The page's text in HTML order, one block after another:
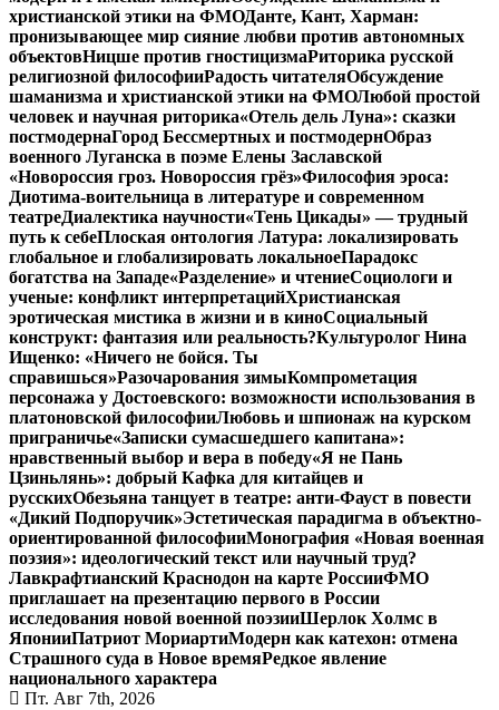
христианской этики на ФМОДанте, Кант, Харман:
пронизывающее мир сияние любви против автономных
объектовНицше против гностицизмаРиторика русской
религиозной философииРадость читателяОбсуждение
шаманизма и христианской этики на ФМОЛюбой простой
человек и научная риторика«Отель дель Луна»: сказки
постмодернаГород Бессмертных и постмодернОбраз
военного Луганска в поэме Елены Заславской
«Новороссия гроз. Новороссия грёз»Философия эроса:
Диотима-воительница в литературе и современном
театреДиалектика научности«Тень Цикады» — трудный
путь к себеПлоская онтология Латура: локализировать
глобальное и глобализировать локальноеПарадокс
богатства на Западе«Разделение» и чтениеСоциологи и
ученые: конфликт интерпретацийХристианская
эротическая мистика в жизни и в киноСоциальный
конструкт: фантазия или реальность?Культуролог Нина
Ищенко: «Ничего не бойся. Ты
справишься»Разочарования зимыКомпрометация
персонажа у Достоевского: возможности использования в
платоновской философииЛюбовь и шпионаж на курском
приграничье«Записки сумасшедшего капитана»:
нравственный выбор и вера в победу«Я не Пань
Цзиньлянь»: добрый Кафка для китайцев и
русскихОбезьяна танцует в театре: анти-Фауст в повести
«Дикий Подпоручик»Эстетическая парадигма в объектно-
ориентированной философииМонография «Новая военная
поэзия»: идеологический текст или научный труд?
Лавкрафтианский Краснодон на карте РоссииФМО
приглашает на презентацию первого в России
исследования новой военной поэзииШерлок Холмс в
ЯпонииПатриот МориартиМодерн как катехон: отмена
Страшного суда в Новое времяРедкое явление
национального характера
Пт. Авг 7th, 2026